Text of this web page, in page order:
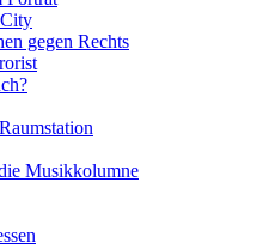
gegen Rechts
Musikkolumne